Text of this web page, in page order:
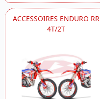
ACCESSOIRES ENDURO RR
4T/2T